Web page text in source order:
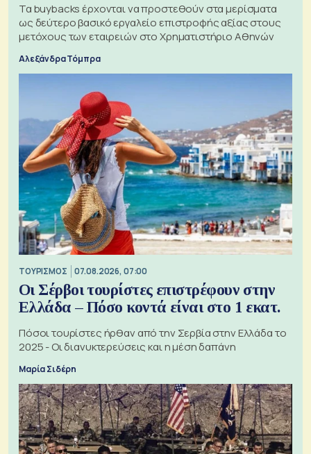
Τα buybacks έρχονται να προστεθούν στα μερίσματα
ως δεύτερο βασικό εργαλείο επιστροφής αξίας στους
μετόχους των εταιρειών στο Χρηματιστήριο Αθηνών
Αλεξάνδρα Τόμπρα
ΤΟΥΡΙΣΜΟΣ 07.08.2026, 07:00
Οι Σέρβοι τουρίστες επιστρέφουν στην
Ελλάδα – Πόσο κοντά είναι στο 1 εκατ.
Πόσοι τουρίστες ήρθαν από την Σερβία στην Ελλάδα το
2025 - Οι διανυκτερεύσεις και η μέση δαπάνη
Μαρία Σιδέρη